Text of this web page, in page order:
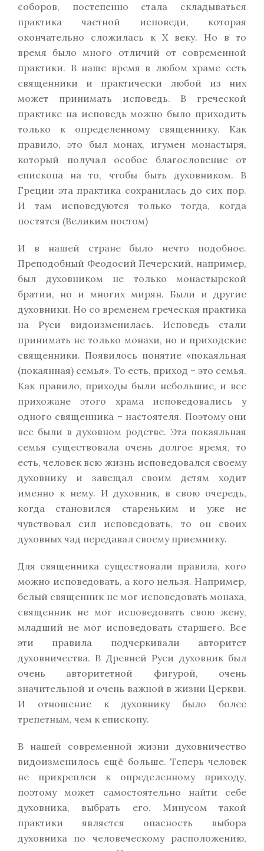
соборов, постепенно стала складываться
практика частной исповеди, которая
окончательно сложилась к X веку. Но в то
время было много отличий от современной
практики. В наше время в любом храме есть
священники и практически любой из них
может принимать исповедь. В греческой
практике на исповедь можно было приходить
только к определенному священнику. Как
правило, это был монах, игумен монастыря,
который получал особое благословение от
епископа на то, чтобы быть духовником. В
Греции эта практика сохранилась до сих пор.
И там исповедуются только тогда, когда
постятся (Великим постом)
И в нашей стране было нечто подобное.
Преподобный Феодосий Печерский, например,
был духовником не только монастырской
братии, но и многих мирян. Были и другие
духовники. Но со временем греческая практика
на Руси видоизменилась. Исповедь стали
принимать не только монахи, но и приходские
священники. Появилось понятие «покаяльная
(покаянная) семья». То есть, приход – это семья.
Как правило, приходы были небольшие, и все
прихожане этого храма исповедовались у
одного священника – настоятеля. Поэтому они
все были в духовном родстве. Эта покаяльная
семья существовала очень долгое время, то
есть, человек всю жизнь исповедовался своему
духовнику и завещал своим детям ходит
именно к нему. И духовник, в свою очередь,
когда становился стареньким и уже не
чувствовал сил исповедовать, то он своих
духовных чад передавал своему приемнику.
Для священника существовали правила, кого
можно исповедовать, а кого нельзя. Например,
белый священник не мог исповедовать монаха,
священник не мог исповедовать свою жену,
младший не мог исповедовать старшего. Все
эти правила подчеркивали авторитет
духовничества. В Древней Руси духовник был
очень авторитетной фигурой, очень
значительной и очень важной в жизни Церкви.
И отношение к духовнику было более
трепетным, чем к епископу.
В нашей современной жизни духовничество
видоизменилось ещё больше. Теперь человек
не прикреплен к определенному приходу,
поэтому может самостоятельно найти себе
духовника, выбрать его. Минусом такой
практики является опасность выбора
духовника по человеческому расположению,